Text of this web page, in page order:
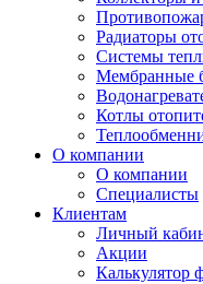
Радиаторы
Системы
Мембранные
Котлы
О компании
О компании
Специалисты
Клиентам
Личный
Акции
Калькулятор